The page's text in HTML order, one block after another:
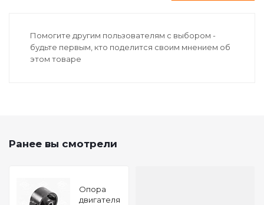
Помогите другим пользователям с выбором -
будьте первым, кто поделится своим мнением об
этом товаре
Ранее вы смотрели
Опора
двигателя